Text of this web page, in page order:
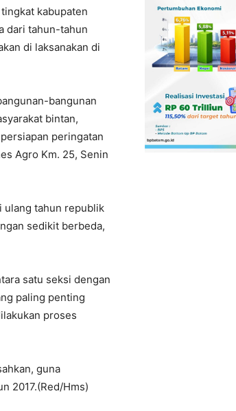
kabupaten
dari tahun-tahun
di laksanakan di
bangunan
bintan,
peringatan
Agro Km. 25, Senin
ulang tahun republik
sedikit berbeda,
satu seksi dengan
paling penting
proses
guna
2017.(Red/Hms)